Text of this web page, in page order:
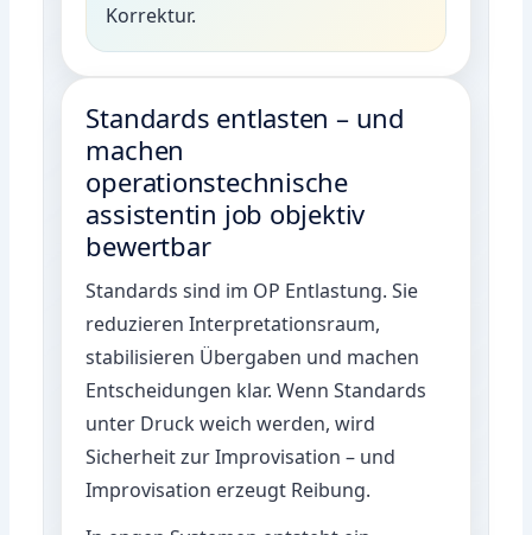
Korrektur.
Standards entlasten – und
machen
operationstechnische
assistentin job objektiv
bewertbar
Standards sind im OP Entlastung. Sie
reduzieren Interpretationsraum,
stabilisieren Übergaben und machen
Entscheidungen klar. Wenn Standards
unter Druck weich werden, wird
Sicherheit zur Improvisation – und
Improvisation erzeugt Reibung.